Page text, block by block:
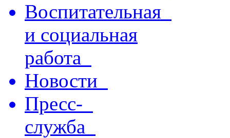
Воспитательная
и социальная
работа
Новости
Пресс-
служба